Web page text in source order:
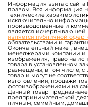
Информация взята с
правом. Вся информация
технические
исключительно
производственные и
является
является публичной
обязательствами и
Окончательный макет,
менеджерами компании и
изображения, право на
товара в установленном
размещены, в том числе, с
товар и могут не
изготовления, продажи
фотоизображениями на
Данный товар
предпринимательской
личным, семейным,